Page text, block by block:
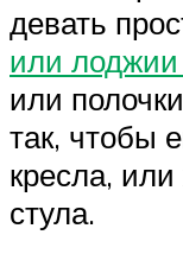
девать
или
или
так, чтобы
кресла,
стула.